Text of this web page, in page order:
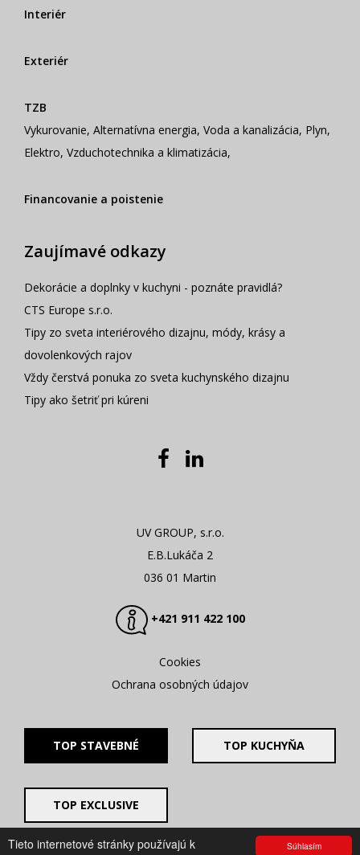
Súhlasím
Tieto internetové stránky používajú k
Interiér
Exteriér
TZB
Vykurovanie, Alternatívna energia, Voda a kanalizácia, Plyn,
Elektro, Vzduchotechnika a klimatizácia,
Financovanie a poistenie
Zaujímavé odkazy
Dekorácie a doplnky v kuchyni - poznáte pravidlá?
CTS Europe s.r.o.
Tipy zo sveta interiérového dizajnu, módy, krásy a
dovolenkových rajov
Vždy čerstvá ponuka zo sveta kuchynského dizajnu
Tipy ako šetriť pri kúreni
UV GROUP, s.r.o.
E.B.Lukáča 2
036 01 Martin
+421 911 422 100
Cookies
Ochrana osobných údajov
TOP STAVEBNÉ TOP KUCHYŇA
TOP EXCLUSIVE